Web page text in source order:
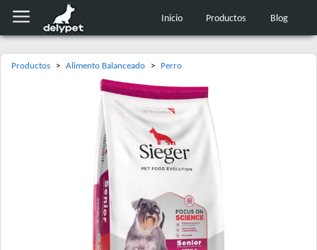
Inicio Productos Blog
Productos > Alimento Balanceado > Perro